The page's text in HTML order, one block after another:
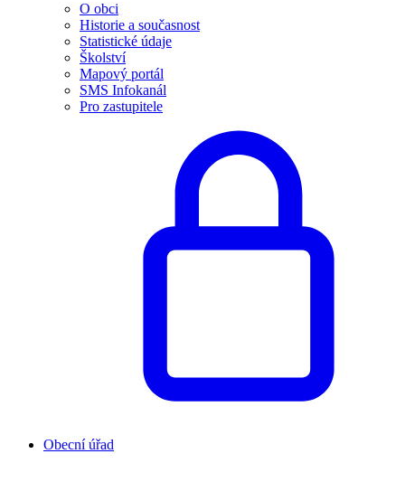
O obci
Historie a současnost
Statistické údaje
Školství
Mapový portál
SMS Infokanál
Pro zastupitele
Obecní úřad